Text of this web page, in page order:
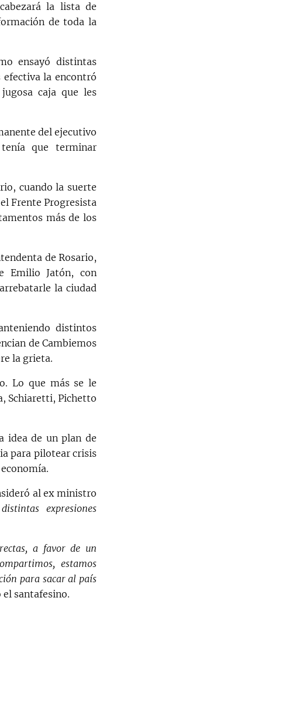
la lista de
de toda la
ensayó distintas
efectiva la encontró
caja que les
del ejecutivo
que terminar
cuando la suerte
Frente Progresista
más de los
de Rosario,
Emilio Jatón, con
la ciudad
distintos
de Cambiemos
la grieta.
Lo que más se le
Schiaretti, Pichetto
idea de un plan de
para pilotear crisis
al ex ministro
expresiones
a favor de un
estamos
para sacar al país
santafesino.